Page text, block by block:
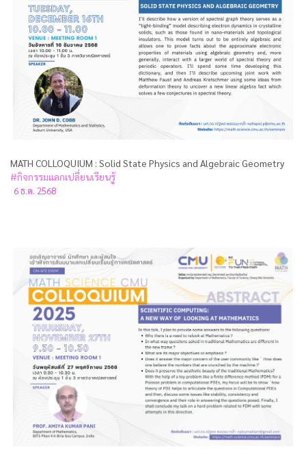
MATH COLLOQUIUM : Solid State Physics and Algebraic Geometry
#กิจกรรมแลกเปลี่ยนเรียนรู้
6 ธ.ค. 2568